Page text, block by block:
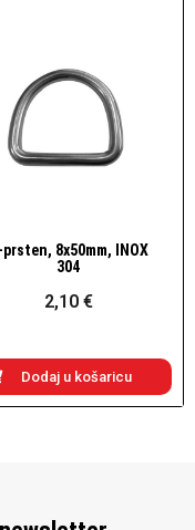
Brzi pogled
prsten, 8x50mm, INOX
304
2,10 €
Dodaj u košaricu